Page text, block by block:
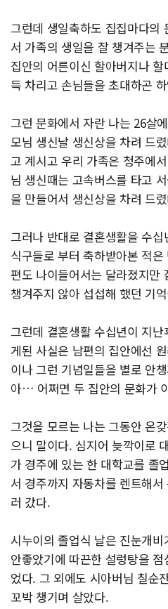
그런데 생일축하도 집집마다의
서 가족의 생일을 잘 챙겨주는
집안의 어른이신 할아버지나
득 차리고 손님들을 초대하곤
그런 문화에서 자란 나는 26살
모님 생신날 생신상을 차려 드
고 계시고 우리 가족은 청주에
님 생신때는 고속버스를 타고
을 만들어서 생신상을 차려 드
그러나 반대로 결혼생활을 수
식구들로 부터 축하받아본 적
편도 나이들어서는 달라졌지만
챙겨주지 않아 섭섭해 했던 기
그런데 결혼생활 수십년이 지
게된 사실은 남편의 집안에선
이나 그런 기념일들을 별로 안
아… 어쩌면 두 집안의 문화가
그것을 모르는 나는 그동안 온
으니 말이다. 심지어 늦깍이로
가 경주에 있는 한 대학교를 졸
서 경주까지 자동차를 렌트해
러 갔다.
시누이의 졸업식 날은 진눈개
안좋았기에 따끈한 설렁탕을
었다. 그 외에도 시아버님 칠순
꼬박 챙기며 살았다.